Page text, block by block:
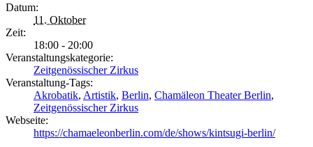
Datum:
11. Oktober
Zeit:
18:00 - 20:00
Veranstaltungskategorie:
Zeitgenössischer Zirkus
Veranstaltung-Tags:
Akrobatik, Artistik, Berlin, Chamäleon Theater Berlin,
Zeitgenössischer Zirkus
Webseite:
https://chamaeleonberlin.com/de/shows/kintsugi-berlin/